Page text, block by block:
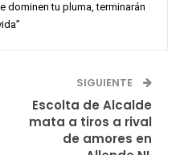
dominen tu pluma, terminarán
SIGUIENTE
Escolta de Alcalde
mata a tiros a rival
de amores en